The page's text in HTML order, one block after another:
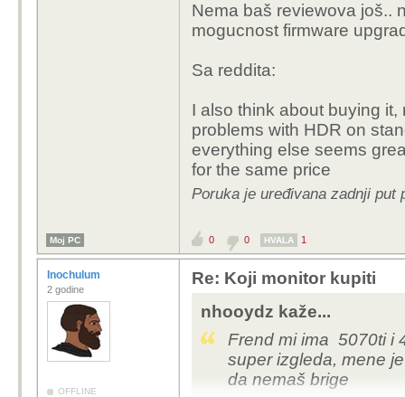
Nema baš reviewova još..
mogucnost firmware
Sa reddita:
I also think about buying
problems with HDR on
everything else seems
for the same price
Poruka je uređivana zadnji put
Moj PC 0 0 HVALA 1
Inochulum
2 godine
OFFLINE
Re: Koji monitor kupiti
nhooydz kaže...
Frend mi ima 5070ti i
super izgleda, mene
da nemaš brige